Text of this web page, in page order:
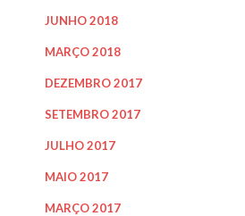
JUNHO 2018
MARÇO 2018
DEZEMBRO 2017
SETEMBRO 2017
JULHO 2017
MAIO 2017
MARÇO 2017